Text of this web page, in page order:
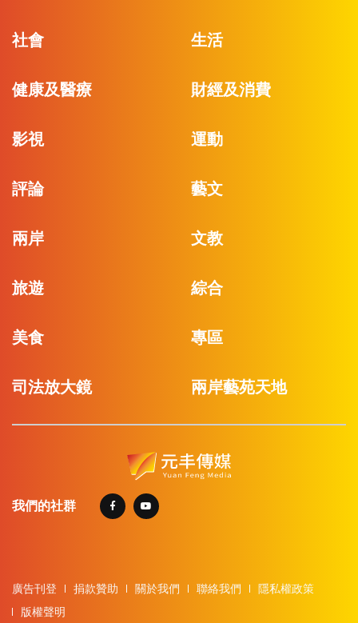
社會 生活
健康及醫療 財經及消費
影視 運動
評論 藝文
兩岸 文教
旅遊 綜合
美食 專區
司法放大鏡 兩岸藝苑天地
我們的社群
廣告刊登 捐款贊助 關於我們 聯絡我們
隱私權政策
版權聲明